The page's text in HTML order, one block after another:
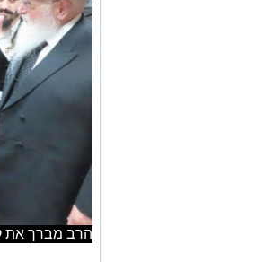
הרב מברך את